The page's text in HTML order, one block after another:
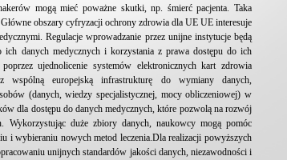
mogą mieć poważne skutki, np. śmierć pacjenta. Taka
obszary cyfryzacji ochrony zdrowia dla UE UE interesuje
Regulacje wprowadzanie przez unijne instytucje będą
ich danych medycznych i korzystania z prawa dostępu do ich
ujednolicenie systemów elektronicznych kart zdrowia
wspólną europejską infrastrukturę do wymiany danych,
(danych, wiedzy specjalistycznej, mocy obliczeniowej) w
dla dostępu do danych medycznych, które pozwolą na rozwój
Wykorzystując duże zbiory danych, naukowcy mogą pomóc
i wybieraniu nowych metod leczenia.Dla realizacji powyższych
unijnych standardów jakości danych, niezawodności i